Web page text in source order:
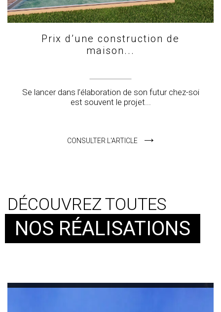
Prix d’une construction de
maison...
Se lancer dans l’élaboration de son futur chez-soi
est souvent le projet...
CONSULTER L'ARTICLE
DÉCOUVREZ TOUTES
NOS RÉALISATIONS